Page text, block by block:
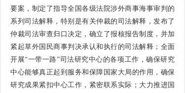
要案，制定了指导全国各级法院涉外商事海事审判的
系列司法解释，特别是有关仲裁的司法解释，发布了
仲裁司法审查归口决定，确立了报核报告制度，并加
紧起草外国民商事判决承认和执行的司法解释；全面
开展“一带一路”司法研究中心的各项工作，确保研究
中心能够真正起到服务和保障国家大局的作用，确保
研究成果紧扣中心工作，紧密联系实际；大力推进国